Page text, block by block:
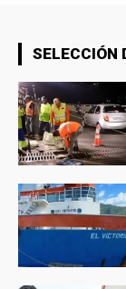
SELECCIÓN